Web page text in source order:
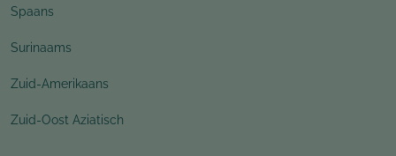
Spaans
Surinaams
Zuid-Amerikaans
Zuid-Oost Aziatisch